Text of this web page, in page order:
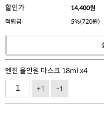
할인가 14,400원
적립금
5%(720원)
멘진 올인원 마스크 18ml x4
+1
-1